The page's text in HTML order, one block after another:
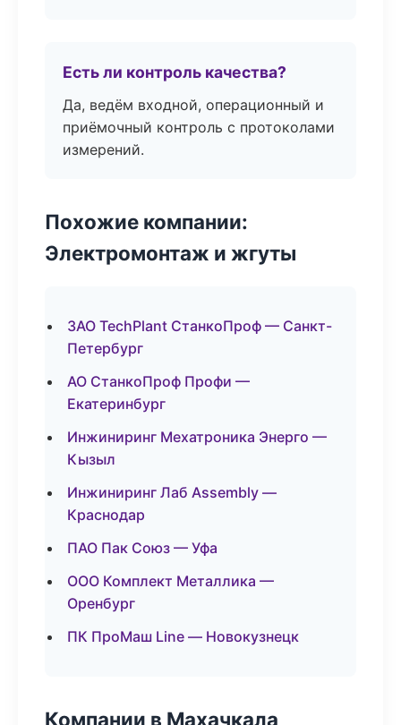
Есть ли контроль качества?
Да, ведём входной, операционный и
приёмочный контроль с протоколами
измерений.
Похожие компании:
Электромонтаж и жгуты
ЗАО TechPlant СтанкоПроф — Санкт-
Петербург
АО СтанкоПроф Профи —
Екатеринбург
Инжиниринг Мехатроника Энерго —
Кызыл
Инжиниринг Лаб Assembly —
Краснодар
ПАО Пак Союз — Уфа
ООО Комплект Металлика —
Оренбург
ПК ПроМаш Line — Новокузнецк
Компании в Махачкала